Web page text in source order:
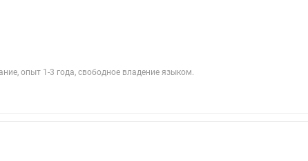
опыт 1-3 года, свободное владение языком.